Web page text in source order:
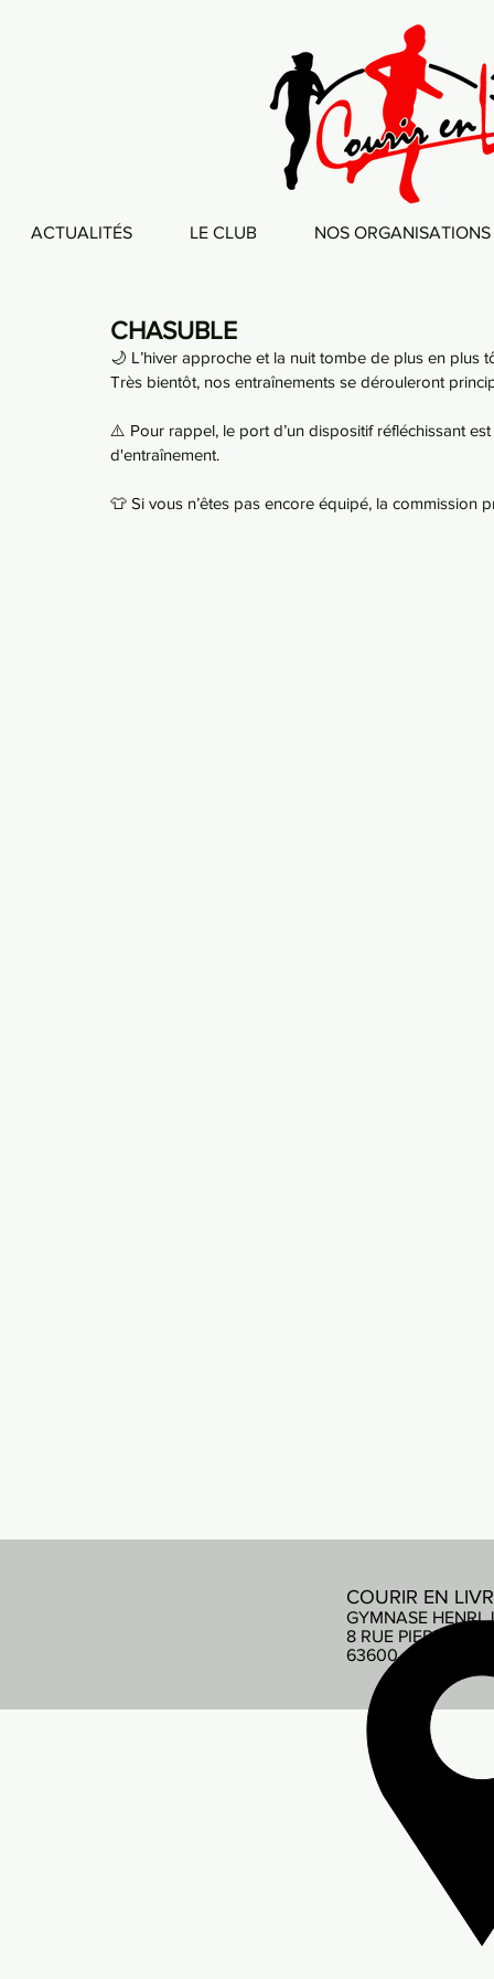
ACTUALITÉS LE CLUB NOS ORGANISATIONS
CHASUBLE
🌙 L’hiver approche et la nuit tombe de plus en plus
Très bientôt, nos entraînements se dérouleront
⚠️ Pour rappel, le port d’un dispositif réfléchissant
d'entraînement.
👕 Si vous n’êtes pas encore équipé, la commission
COURIR EN
GYMNASE HENRI
8 RUE PIERRE DE
63600 AMBERT